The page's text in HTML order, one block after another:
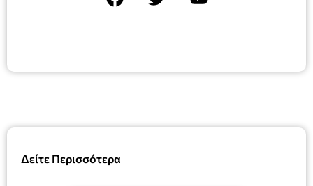
Δείτε Περισσότερα